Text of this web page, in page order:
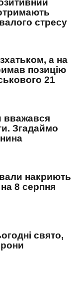
стресу
а на
позицію
21
вважався
Згадаймо
накриють
8 серпня
свято,